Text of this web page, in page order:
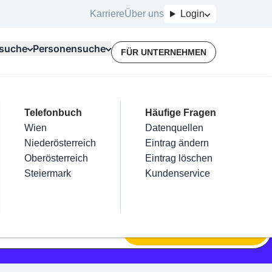
KarriereÜber uns Login
Kategorien
Friseur
Nägel
Haarentfernung
Make-Up
Für Unternehmer
Terminbuchung
Kostenlose Beratung
Top Branchen
Elektriker
Installateure
Maler & Lackierer
Branchen A-Z
Mein Firmeneintrag
Eintrag hinzufügen
Eintrag beanspruchen
Eintrag verwalten
Eintrag bewerben
Personensuche
Telefonbuch
Wien
Niederösterreich
Oberösterreich
Steiermark
Häufige Fragen
Datenquellen
Eintrag ändern
Eintrag löschen
Kundenservice
FÜR UNTERNEHMEN